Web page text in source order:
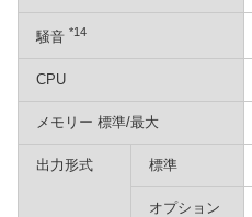
騒音 *14
CPU
メモリー 標準/最大
出力形式 標準
オプション